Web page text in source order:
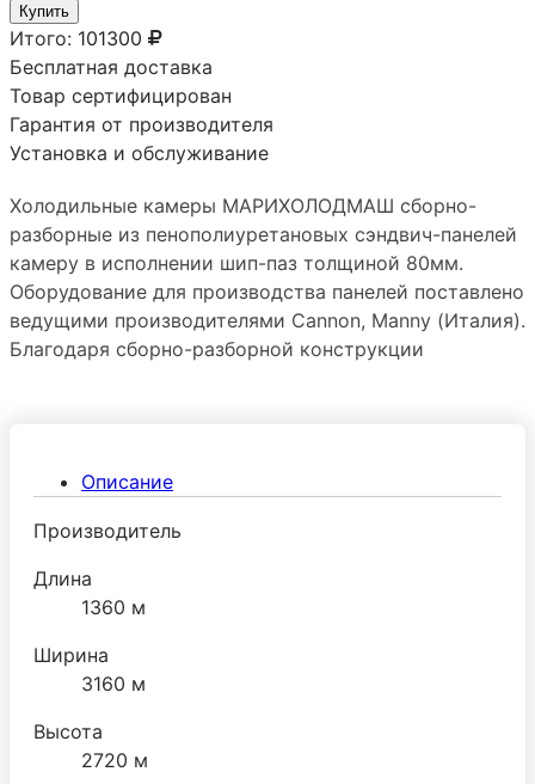
Купить
Итого: 101300
Бесплатная доставка
Товар сертифицирован
Гарантия от производителя
Установка и обслуживание
Холодильные камеры МАРИХОЛОДМАШ сборно-
разборные из пенополиуретановых сэндвич-панелей
камеру в исполнении шип-паз толщиной 80мм.
Оборудование для производства панелей поставлено
ведущими производителями Сannon, Manny (Италия).
Благодаря сборно-разборной конструкции
(Италия).Описание
Производитель
Длина
1360 м
Ширина
3160 м
Высота
2720 м